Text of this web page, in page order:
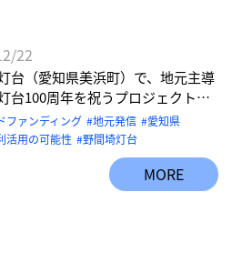
22
台（愛知県美浜町）で、地元主導
台100周年を祝うプロジェクトの
募集！
ファンディング 地元発信
愛知県
活用の可能性
野間埼灯台
MORE